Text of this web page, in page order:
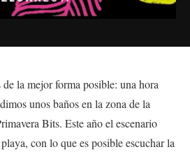
la mejor forma posible: una hora
unos baños en la zona de la
Bits. Este año el escenario
con lo que es posible escuchar la